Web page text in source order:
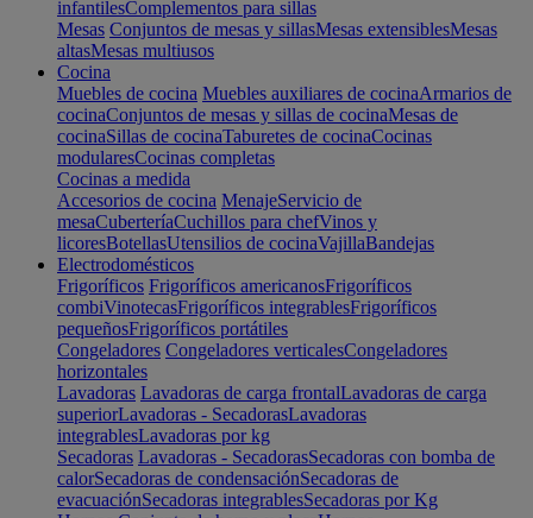
infantilesComplementos para sillas
Mesas Conjuntos de mesas y sillasMesas extensiblesMesas
altasMesas multiusos
Cocina
Muebles de cocina Muebles auxiliares de cocinaArmarios de
cocinaConjuntos de mesas y sillas de cocinaMesas de
cocinaSillas de cocinaTaburetes de cocinaCocinas
modularesCocinas completas
Cocinas a medida
Accesorios de cocina MenajeServicio de
mesaCuberteríaCuchillos para chefVinos y
licoresBotellasUtensilios de cocinaVajillaBandejas
Electrodomésticos
Frigoríficos Frigoríficos americanosFrigoríficos
combiVinotecasFrigoríficos integrablesFrigoríficos
pequeñosFrigoríficos portátiles
Congeladores Congeladores verticalesCongeladores
horizontales
Lavadoras Lavadoras de carga frontalLavadoras de carga
superiorLavadoras - SecadorasLavadoras
integrablesLavadoras por kg
Secadoras Lavadoras - SecadorasSecadoras con bomba de
calorSecadoras de condensaciónSecadoras de
evacuaciónSecadoras integrablesSecadoras por Kg